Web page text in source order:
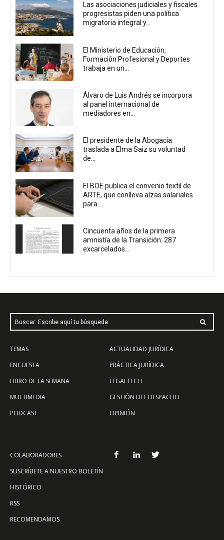
Las asociaciones judiciales y fiscales
progresistas piden una política
migratoria integral y...
El Ministerio de Educación,
Formación Profesional y Deportes
trabaja en un...
Álvaro de Luis Andrés se incorpora
al panel internacional de
mediadores en...
El presidente de la Abogacía
traslada a Elma Saiz su voluntad
de...
El BOE publica el convenio textil de
ARTE, que conlleva alzas salariales
para...
Cincuenta años de la primera
amnistía de la Transición: 287
excarcelados...
Buscar: Escribe aquí tu búsqueda
TEMAS
ENCUESTA
LIBRO DE LA SEMANA
MULTIMEDIA
PODCAST
ACTUALIDAD JURÍDICA
PRÁCTICA JURÍDICA
LEGALTECH
GESTIÓN DEL DESPACHO
OPINIÓN
COLABORADORES
SUSCRÍBETE A NUESTRO BOLETÍN
HISTÓRICO
RSS
RECOMENDAMOS